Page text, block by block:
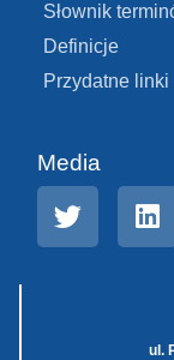
Słownik
Definicje
Przydatne linki
Media
ul.